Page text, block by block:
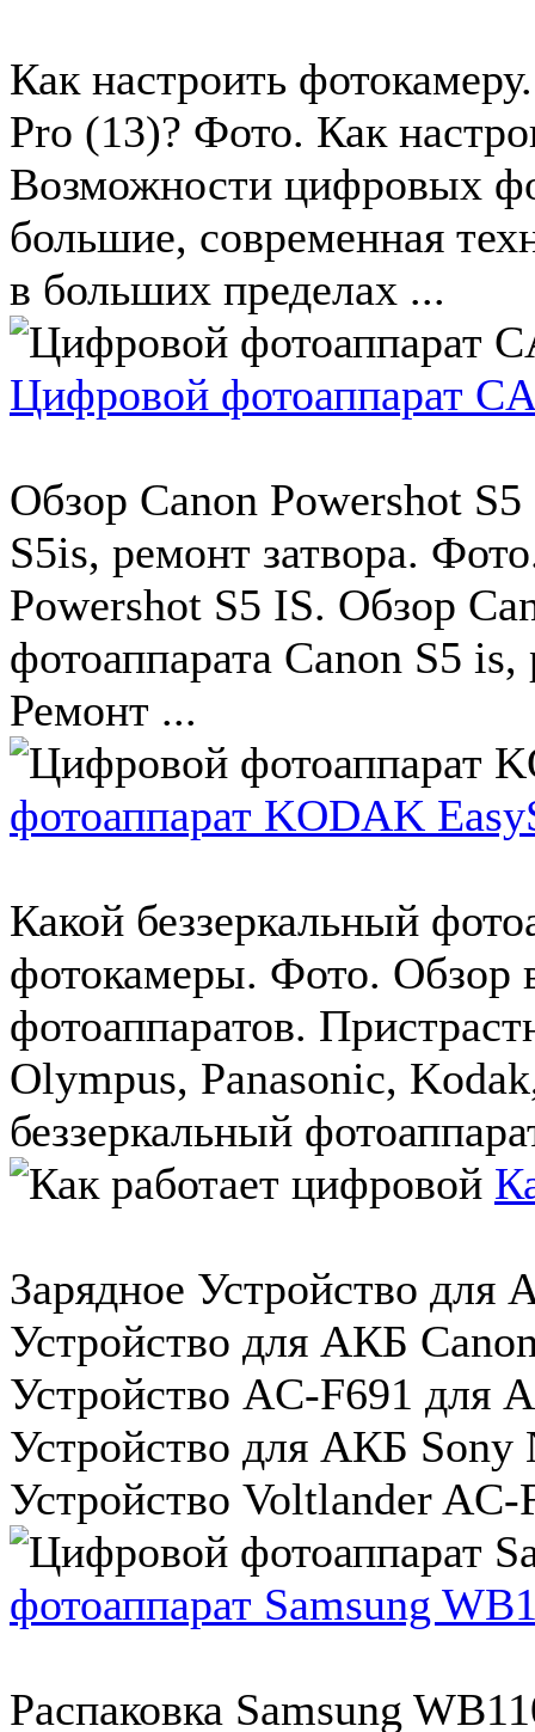
Как настроить
Pro (13)? Фото. Как
Возможности цифровых
большие, современная
в больших пределах ...
Цифровой фотоаппарат
Обзор Canon Powershot
S5is, ремонт затвора.
Powershot S5 IS. Обзор
фотоаппарата Canon S5
Ремонт ...
фотоаппарат KODAK
Какой беззеркальный
фотокамеры. Фото. Обзор
фотоаппаратов.
Olympus, Panasonic,
беззеркальный
Зарядное Устройство
Устройство для АКБ
Устройство AC-F691 для
Устройство для АКБ Sony
Устройство Voltlander
фотоаппарат Samsung
Распаковка Samsung